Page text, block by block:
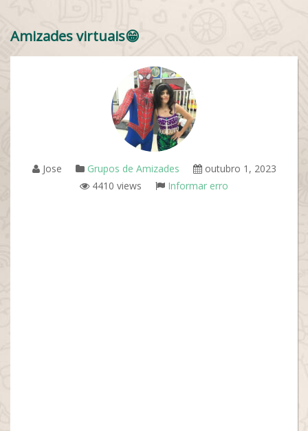
Amizades virtuais😁
Jose Grupos de Amizades
outubro 1, 2023
4410 views
Informar erro